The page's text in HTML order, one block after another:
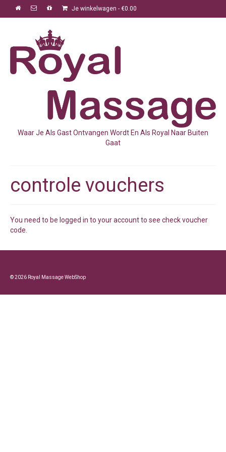
Je winkelwagen - €0.00
Waar Je Als Gast Ontvangen Wordt En Als Royal Naar Buiten
Gaat
controle vouchers
You need to be logged in to your account to see check voucher
code.
© 2026 Royal Massage WebShop